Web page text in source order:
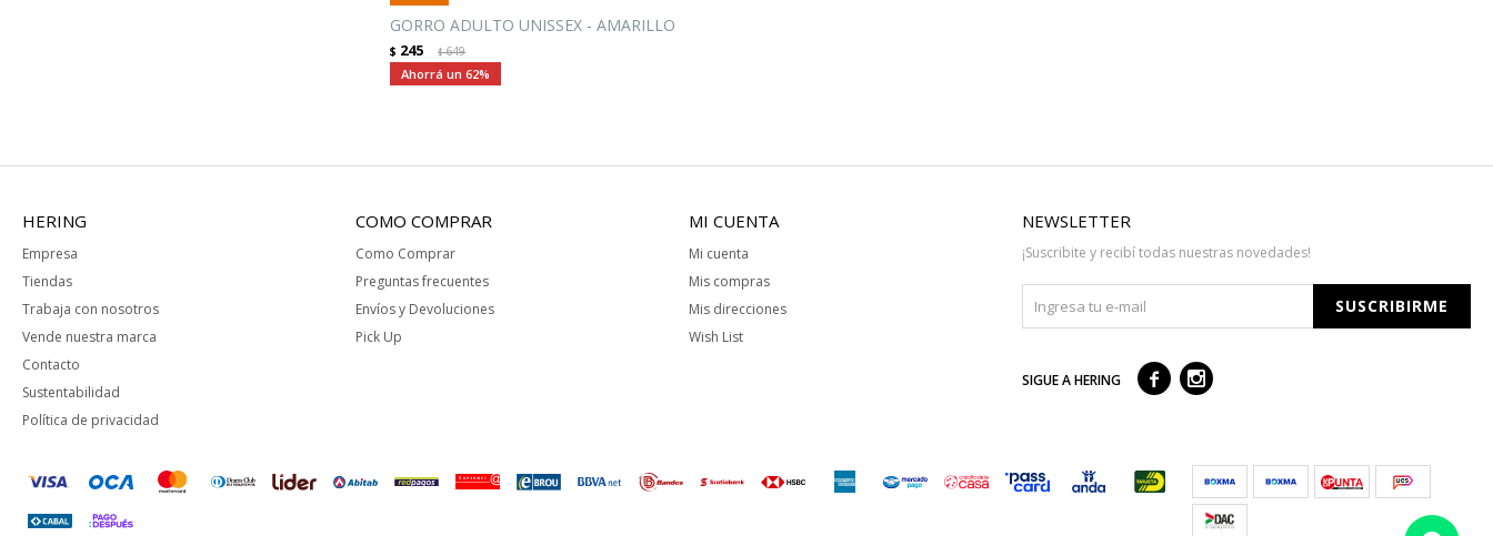
GORRO ADULTO UNISSEX - AMARILLO
$ 245 $649
62
HERING
Empresa
Tiendas
Trabaja con nosotros
Vende nuestra marca
Contacto
Sustentabilidad
Política de privacidad
COMO COMPRAR
Como Comprar
Preguntas frecuentes
Envíos y Devoluciones
Pick Up
MI CUENTA
Mi cuenta
Mis compras
Mis direcciones
Wish List
NEWSLETTER
¡Suscribite y recibí todas nuestras novedades!
SUSCRIBIRME
SIGUE A HERING  